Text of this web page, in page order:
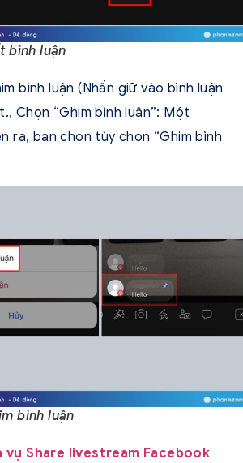
bình luận
bình luận (Nhấn giữ vào bình luận
Chọn “Ghim bình luận”: Một
ra, bạn chọn tùy chọn “Ghim bình
bình luận
vụ Share livestream Facebook